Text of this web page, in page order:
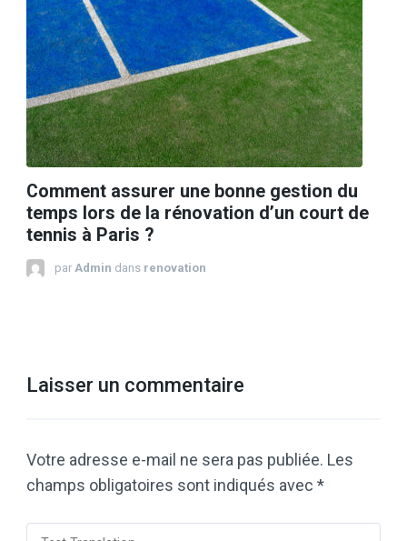
Comment assurer une bonne gestion du
temps lors de la rénovation d’un court de
tennis à Paris ?
par Admin dans renovation
Laisser un commentaire
Votre adresse e-mail ne sera pas publiée. Les
champs obligatoires sont indiqués avec *